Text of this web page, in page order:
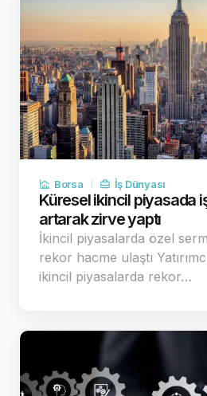
Borsa İş Dünyası
Küresel ikincil piyasada
artarak zirve yaptı
İkincil piyasalarda özel
rekor hacme ulaştı
ikincil piyasalarda rekor…